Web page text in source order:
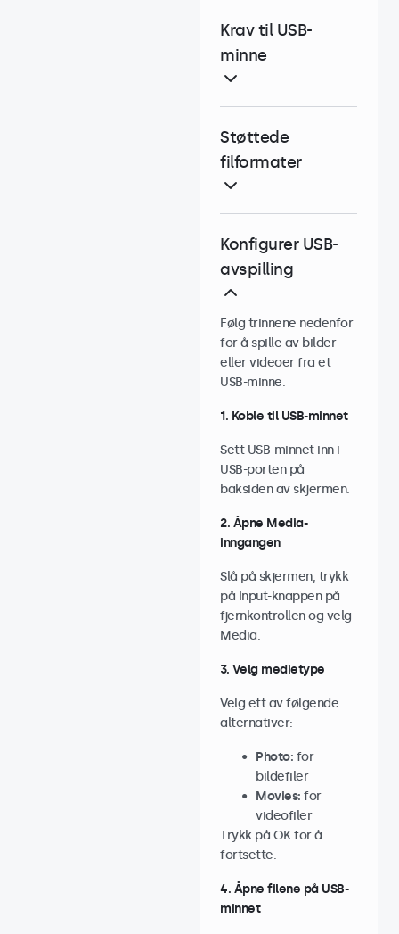
Krav til USB-
minne
Støttede
filformater
Konfigurer USB-
avspilling
Følg trinnene nedenfor
for å spille av bilder
eller videoer fra et
USB-minne.
1. Koble til USB-minnet
Sett USB-minnet inn i
USB-porten på
baksiden av skjermen.
2. Åpne Media-
inngangen
Slå på skjermen, trykk
på Input-knappen på
fjernkontrollen og velg
Media.
3. Velg medietype
Velg ett av følgende
alternativer:
Photo: for
bildefiler
Movies: for
videofiler
Trykk på OK for å
fortsette.
4. Åpne filene på USB-
minnet